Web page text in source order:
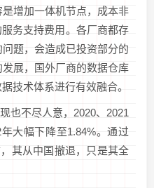
增加一体机节点，成本非
务支持费用。各厂商都存
题，会造成已投资部分的
展，国外厂商的数据仓库
技术体系进行有效融合。
也不尽人意，2020、2021
大幅下降至1.84%。通过
其从中国撤退，只是其全